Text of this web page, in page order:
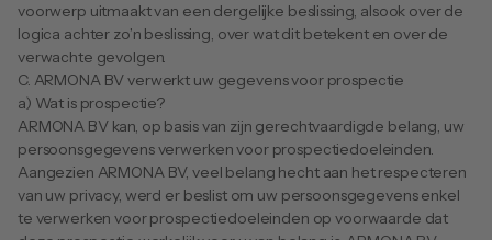
voorwerp uitmaakt van een dergelijke beslissing, alsook over de
logica achter zo’n beslissing, over wat dit betekent en over de
verwachte gevolgen.
C. ARMONA BV verwerkt uw gegevens voor prospectie
a) Wat is prospectie?
ARMONA BV kan, op basis van zijn gerechtvaardigde belang, uw
persoonsgegevens verwerken voor prospectiedoeleinden.
Aangezien ARMONA BV, veel belang hecht aan het respecteren
van uw privacy, werd er beslist om uw persoonsgegevens enkel
te verwerken voor prospectiedoeleinden op voorwaarde dat